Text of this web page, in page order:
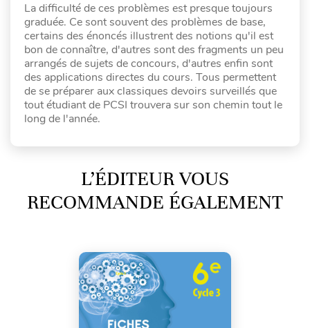
La difficulté de ces problèmes est presque toujours
graduée. Ce sont souvent des problèmes de base,
certains des énoncés illustrent des notions qu'il est
bon de connaître, d'autres sont des fragments un peu
arrangés de sujets de concours, d'autres enfin sont
des applications directes du cours. Tous permettent
de se préparer aux classiques devoirs surveillés que
tout étudiant de PCSI trouvera sur son chemin tout le
long de l'année.
L’ÉDITEUR VOUS
RECOMMANDE ÉGALEMENT